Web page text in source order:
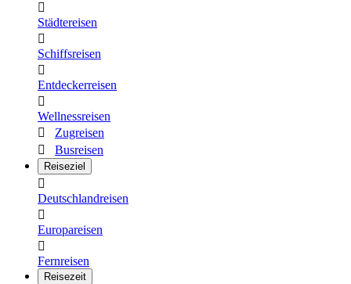

Städtereisen

Schiffsreisen

Entdeckerreisen

Wellnessreisen

Zugreisen

Busreisen
Reiseziel

Deutschlandreisen

Europareisen

Fernreisen
Reisezeit